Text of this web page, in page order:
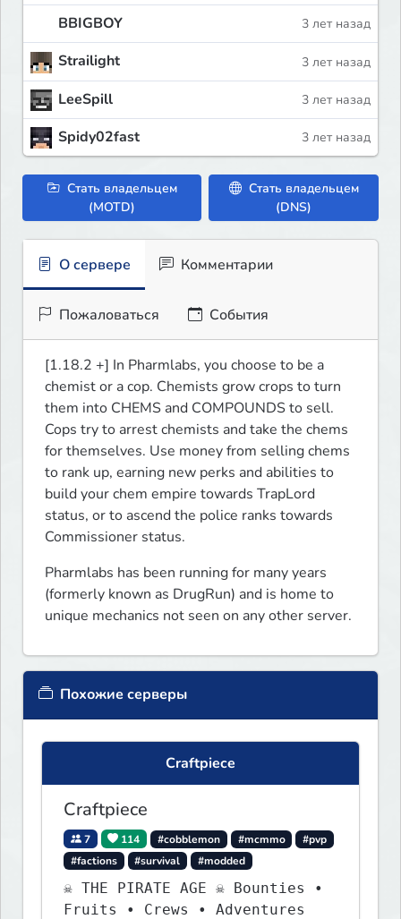
BBIGBOY 3 лет назад
Strailight 3 лет назад
LeeSpill 3 лет назад
Spidy02fast 3 лет назад
Стать владельцем
(MOTD)
Стать владельцем
(DNS)
О сервере Комментарии
Пожаловаться События
[1.18.2 +] In Pharmlabs, you choose to be a
chemist or a cop. Chemists grow crops to turn
them into CHEMS and COMPOUNDS to sell.
Cops try to arrest chemists and take the chems
for themselves. Use money from selling chems
to rank up, earning new perks and abilities to
build your chem empire towards TrapLord
status, or to ascend the police ranks towards
Commissioner status.
Pharmlabs has been running for many years
(formerly known as DrugRun) and is home to
unique mechanics not seen on any other server.
Похожие серверы
Craftpiece
Craftpiece
7 114 #cobblemon #mcmmo
#pvp
#factions
#survival #modded
☠ THE PIRATE AGE ☠ Bounties •
Fruits • Crews • Adventures